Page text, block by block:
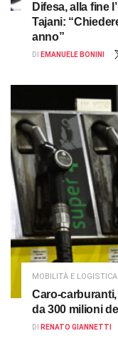
Difesa, alla fine
Tajani:
anno”
DI EMANUELE BONINI
MOBILITÀ E LOGISTICA
Caro-
da 300 milioni
DI RENATO GIANNETTI